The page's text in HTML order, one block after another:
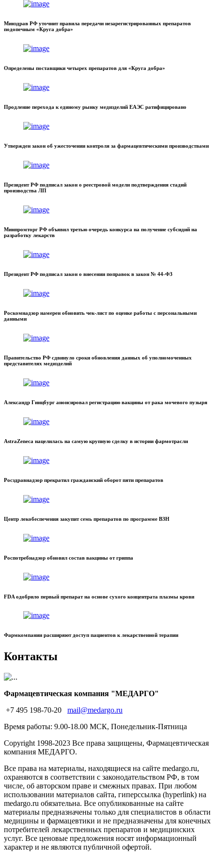
Минздрав РФ уточнит правила передачи незарегистрированных препаратов
подопечным «Круга добра»
Определены поставщики четырех препаратов для «Круга добра»
Продление перехода к единому рынку медизделий ЕАЭС ратифицировано
Утвержден закон об ужесточении контроля за фармацевтическими производствами
Президент РФ подписал закон о реестровой модели подтверждения стадий
производства ЛП
Минпромторг РФ объявил третью очередь конкурса на получение субсидий на
разработку лекарств
Президент РФ подписал закон о внесении поправок в закон № 44-ФЗ
Роскомнадзор намерен обновить чек-лист по оценке работы с персональными
данными
Правительство РФ сдвинуло сроки обновления данных об уполномоченных
представителях медизделий
Александр Гинцбург анонсировал регистрацию вакцины от рака мочевого пузыря
AstraZeneca нацелилась на самую крупную сделку в истории фармотрасли
Росздравнадзор прекратил гражданский оборот пяти препаратов
Центр лекобеспечения закупит семь препаратов по программе ВЗН
Роспотребнадзор обновил состав вакцины от гриппа
FDA одобрило первый препарат на основе сухого концентрата плазмы крови
Фармкомпании расширяют доступ пациентов к лекарственной терапии
Контакты
Фармацевтическая компания "МЕДАРГО"
+7 495 198-70-20
mail@medargo.ru
Время работы: 9.00-18.00 МСК, Понедельник-Пятница
Copyright 1998-2023 Все права защищены, Фармацевтическая
компания МЕДАРГО.
Все права на материалы, находящиеся на сайте medargo.ru,
охраняются в соответствии с законодательством РФ, в том
числе, об авторском праве и смежных правах. При любом
использовании материалов сайта, гиперссылка (hyperlink) на
medargo.ru обязательна. Все опубликованные на сайте
материалы предназначены только для специалистов в области
медицины и фармацевтики и не предназначены для конечных
потребителей лекарственных препаратов и медицинских
услуг. Все ценовые предложения носят информационный
характер и не являются публичной офертой.